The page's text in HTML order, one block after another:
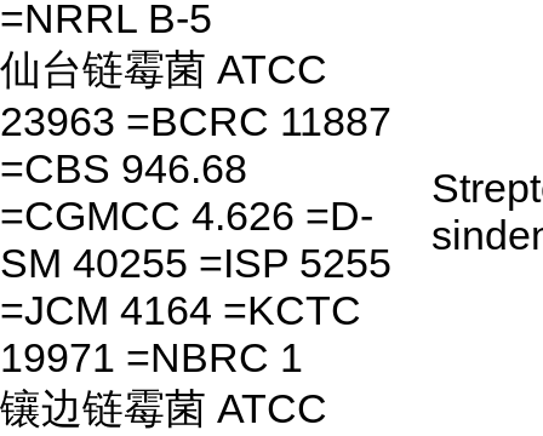
=NRRL B-5
仙台链霉菌 ATCC
23963 =BCRC 11887
=CBS 946.68
=CGMCC 4.626 =D-
SM 40255 =ISP 5255
=JCM 4164 =KCTC
19971 =NBRC 1
镶边链霉菌 ATCC